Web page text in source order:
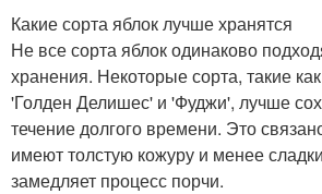
Какие сорта яблок лучше хранятся
Не все сорта яблок одинаково
хранения. Некоторые сорта, такие
'Голден Делишес' и 'Фуджи', лучше
течение долгого времени. Это
имеют толстую кожуру и менее
замедляет процесс порчи.